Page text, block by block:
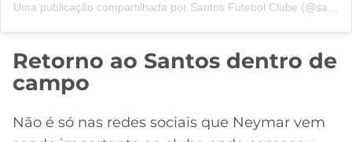
Uma publicação compartilhada por Santos Futebol Clube (@santosfc)
Retorno ao Santos dentro de
campo
Não é só nas redes sociais que Neymar vem